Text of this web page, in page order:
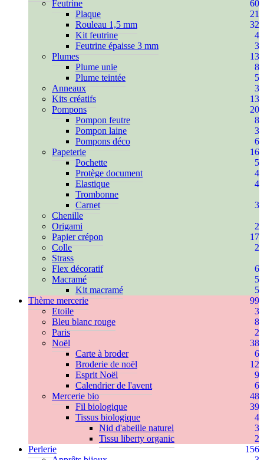
Feutrine
60
Plaque
21
Rouleau 1,5 mm
32
Kit feutrine
4
Feutrine épaisse 3 mm
3
Plumes
13
Plume unie
8
Plume teintée
5
Anneaux
3
Kits créatifs
13
Pompons
20
Pompon feutre
8
Pompon laine
3
Pompons déco
6
Papeterie
16
Pochette
5
Protège document
4
Elastique
4
Trombonne
Carnet
3
Chenille
Origami
2
Papier crépon
17
Colle
2
Strass
Flex décoratif
6
Macramé
5
Kit macramé
5
Thème mercerie
99
Etoile
3
Bleu blanc rouge
8
Paris
2
Noël
38
Carte à broder
6
Broderie de noël
12
Esprit Noël
9
Calendrier de l'avent
6
Mercerie bio
48
Fil biologique
39
Tissus biologique
4
Nid d'abeille naturel
3
Tissu liberty organic
2
Perlerie
156